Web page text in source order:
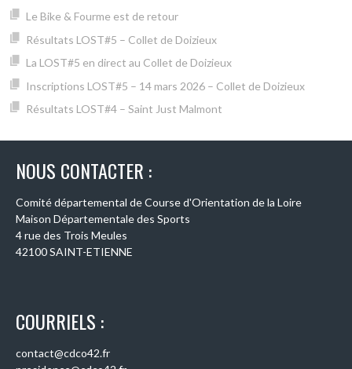
Le Bike & Fourme est de retour
Résultats LOST#5 – Collet de Doizieux
La LOST#5 en direct au Collet de Doizieux
Inscriptions LOST#5 – 14 mars 2026 – Collet de Doizieux
Résultats LOST#4 – Saint Just Malmont
NOUS CONTACTER :
Comité départemental de Course d'Orientation de la Loire
Maison Départementale des Sports
4 rue des Trois Meules
42100 SAINT-ETIENNE
COURRIELS :
contact@cdco42.fr